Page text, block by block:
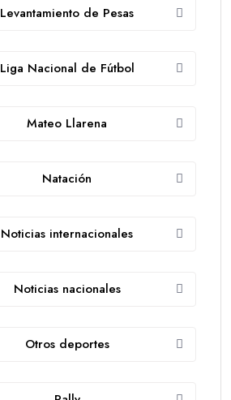
Levantamiento de Pesas
Liga Nacional de Fútbol
Mateo Llarena
Natación
Noticias internacionales
Noticias nacionales
Otros deportes